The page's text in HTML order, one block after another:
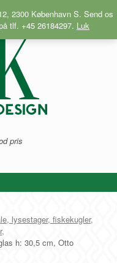
2300 København S. Send os
tlf. +45 26184297. Luk
pris
lysestager, fiskekugler,
h: 30,5 cm, Otto